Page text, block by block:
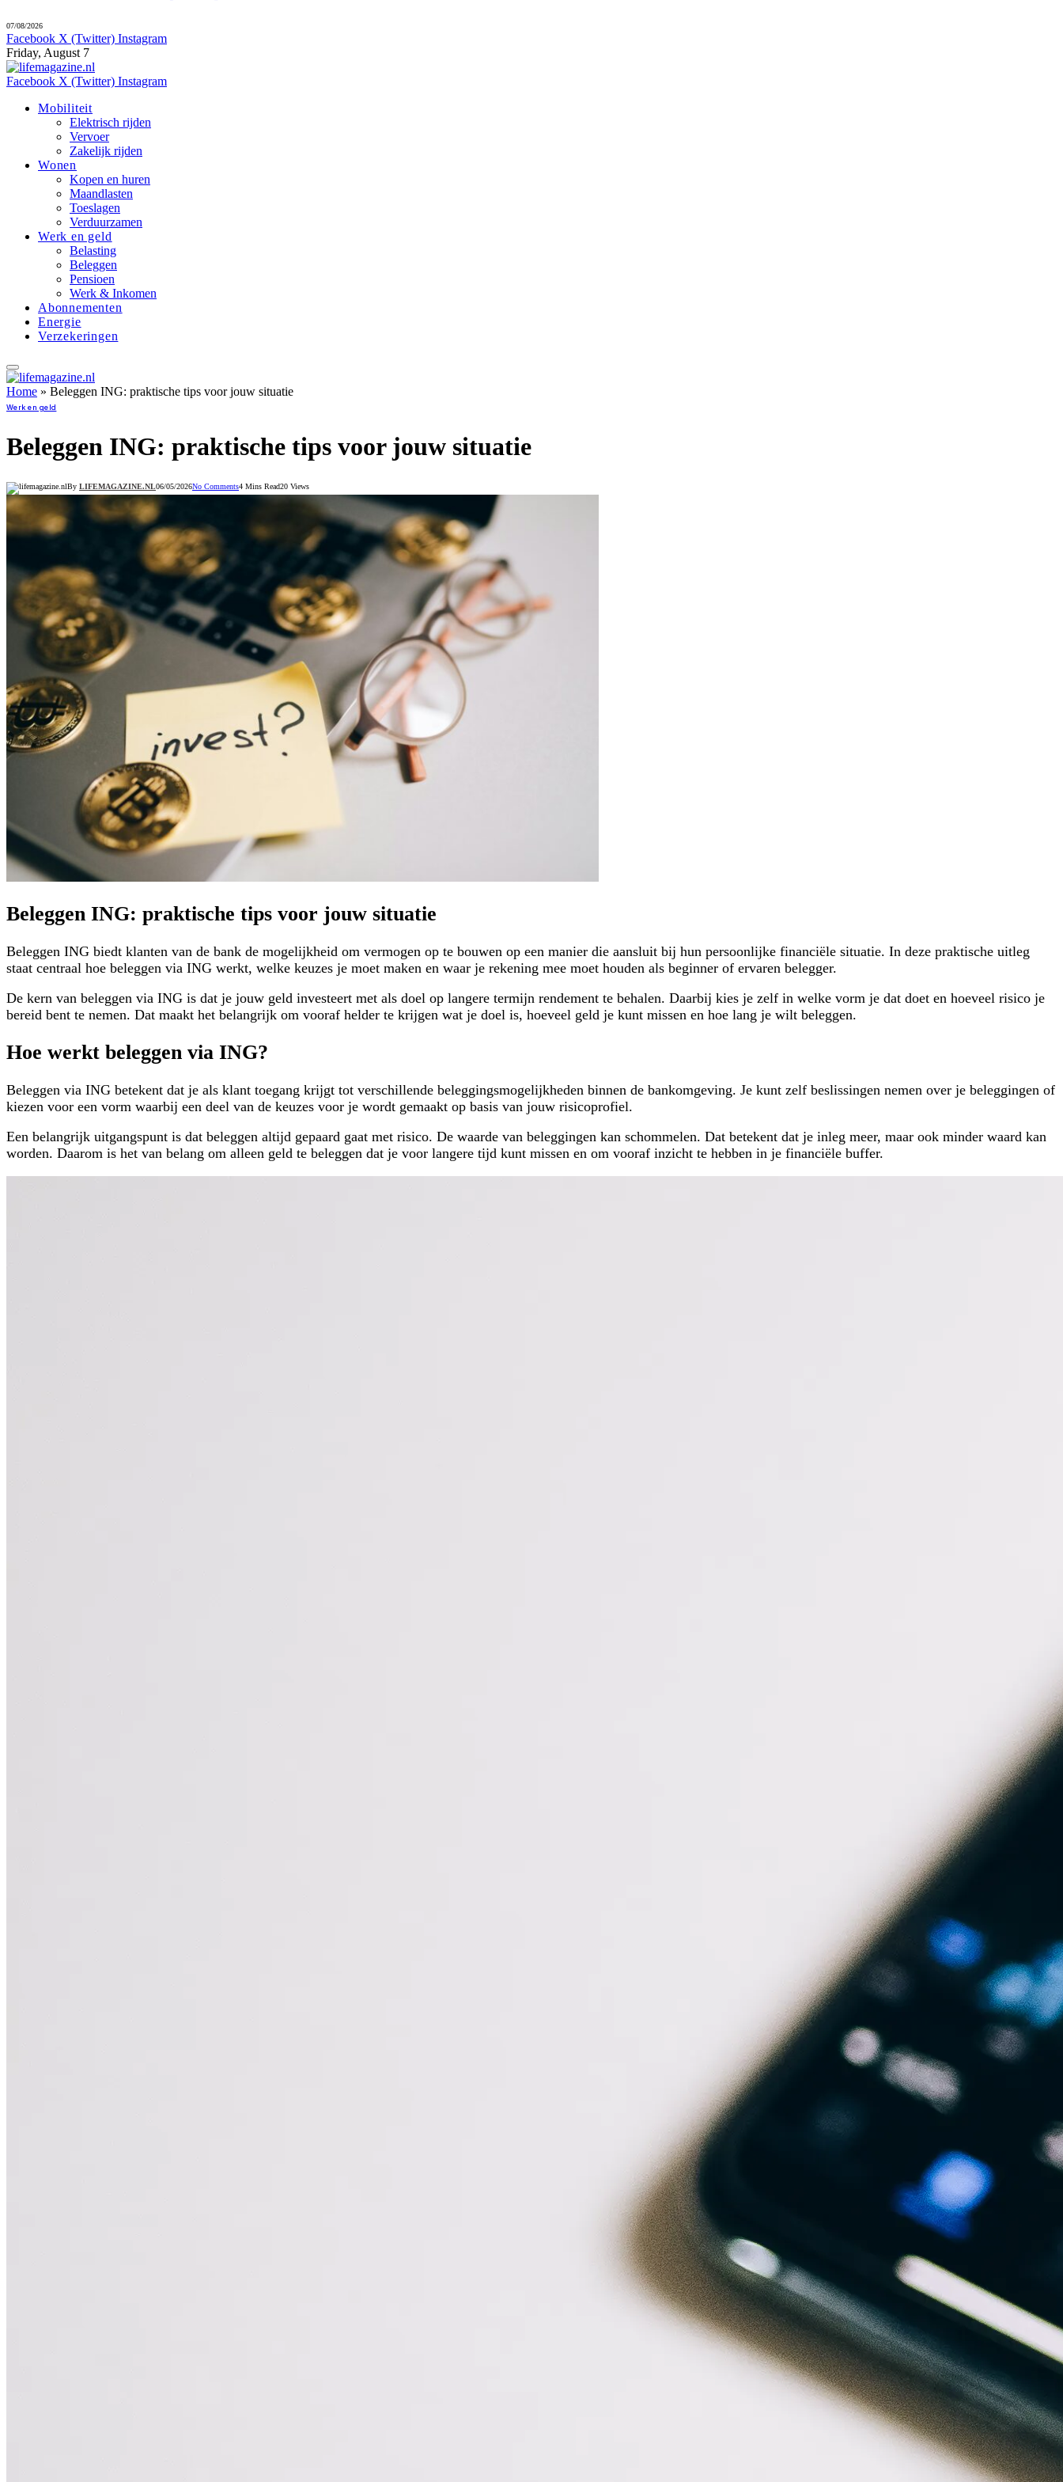
07/08/2026
Facebook X (Twitter) Instagram
Friday, August 7
Facebook X (Twitter) Instagram
Mobiliteit
Elektrisch rijden
Vervoer
Zakelijk rijden
Wonen
Kopen en huren
Maandlasten
Toeslagen
Verduurzamen
Werk en geld
Belasting
Beleggen
Pensioen
Werk & Inkomen
Abonnementen
Energie
Verzekeringen
Home » Beleggen ING: praktische tips voor jouw situatie
Werk en geld
Beleggen ING: praktische tips voor jouw situatie
By LIFEMAGAZINE.NL06/05/2026No Comments4 Mins Read20 Views
Beleggen ING: praktische tips voor jouw situatie
Beleggen ING biedt klanten van de bank de mogelijkheid om vermogen op te bouwen op een manier die aansluit bij hun persoonlijke financiële situatie. In deze praktische uitleg
staat centraal hoe beleggen via ING werkt, welke keuzes je moet maken en waar je rekening mee moet houden als beginner of ervaren belegger.
De kern van beleggen via ING is dat je jouw geld investeert met als doel op langere termijn rendement te behalen. Daarbij kies je zelf in welke vorm je dat doet en hoeveel risico je
bereid bent te nemen. Dat maakt het belangrijk om vooraf helder te krijgen wat je doel is, hoeveel geld je kunt missen en hoe lang je wilt beleggen.
Hoe werkt beleggen via ING?
Beleggen via ING betekent dat je als klant toegang krijgt tot verschillende beleggingsmogelijkheden binnen de bankomgeving. Je kunt zelf beslissingen nemen over je beleggingen of
kiezen voor een vorm waarbij een deel van de keuzes voor je wordt gemaakt op basis van jouw risicoprofiel.
Een belangrijk uitgangspunt is dat beleggen altijd gepaard gaat met risico. De waarde van beleggingen kan schommelen. Dat betekent dat je inleg meer, maar ook minder waard kan
worden. Daarom is het van belang om alleen geld te beleggen dat je voor langere tijd kunt missen en om vooraf inzicht te hebben in je financiële buffer.